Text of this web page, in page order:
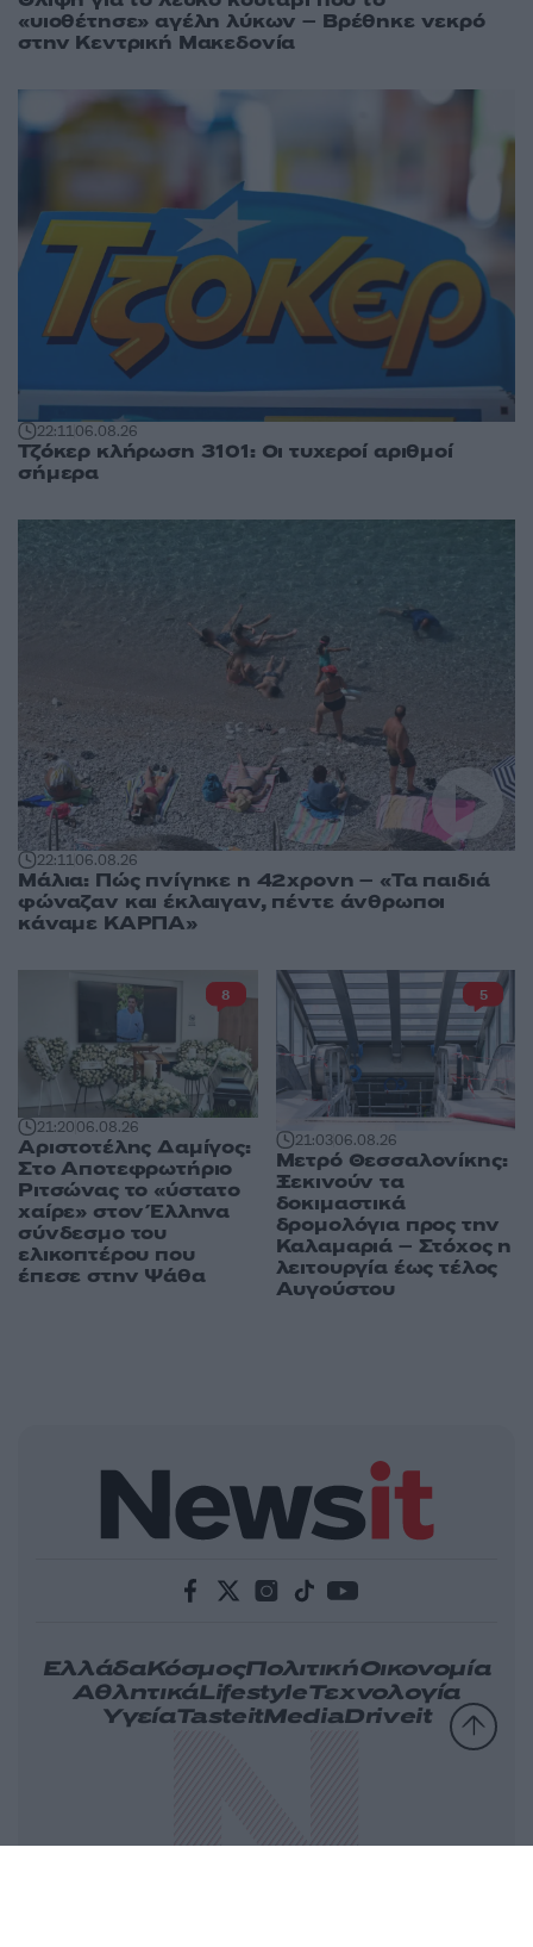
«υιοθέτησε» αγέλη λύκων – Βρέθηκε νεκρό
στην Κεντρική Μακεδονία
22:1106.08.26
Τζόκερ κλήρωση 3101: Οι τυχεροί αριθμοί
σήμερα
22:1106.08.26
Μάλια: Πώς πνίγηκε η 42χρονη – «Τα παιδιά
φώναζαν και έκλαιγαν, πέντε άνθρωποι
κάναμε ΚΑΡΠΑ»
21:2006.08.26
Αριστοτέλης Δαμίγος:
Στο Αποτεφρωτήριο
Ριτσώνας το «ύστατο
χαίρε» στον Έλληνα
σύνδεσμο του
ελικοπτέρου που
έπεσε στην Ψάθα
8
21:0306.08.26
Μετρό Θεσσαλονίκης:
Ξεκινούν τα
δοκιμαστικά
δρομολόγια προς την
Καλαμαριά – Στόχος η
λειτουργία έως τέλος
Αυγούστου
5
ΕλλάδαΚόσμοςΠολιτικήΟικονομία
ΑθλητικάLifestyleΤεχνολογία
ΥγείαTasteitMediaDriveit